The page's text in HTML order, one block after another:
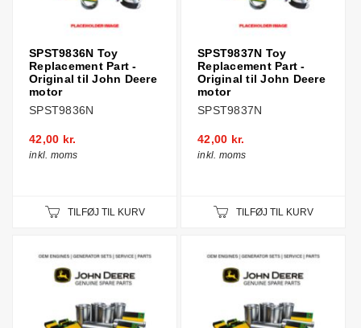
SPST9836N Toy
Replacement Part -
Original til John Deere
motor
SPST9836N
42,00 kr.
inkl. moms
TILFØJ TIL KURV
SPST9837N Toy
Replacement Part -
Original til John Deere
motor
SPST9837N
42,00 kr.
inkl. moms
TILFØJ TIL KURV